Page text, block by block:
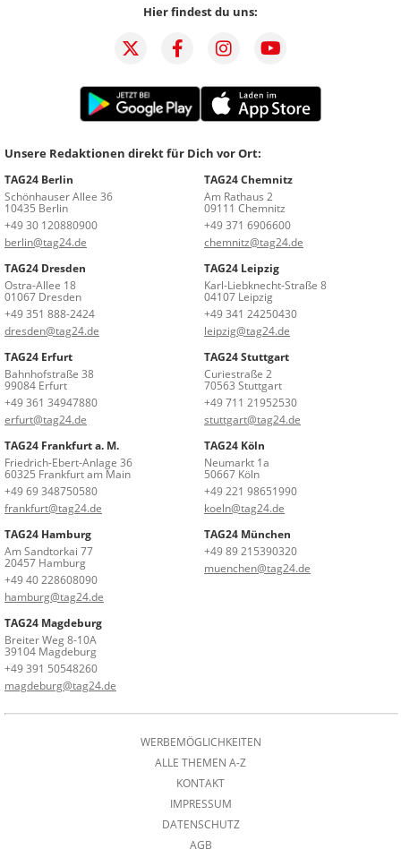
Hier findest du uns:
Unsere Redaktionen direkt für Dich vor Ort:
TAG24 Berlin
Schönhauser Allee 36
10435 Berlin
+49 30 120880900
berlin@tag24.de
TAG24 Chemnitz
Am Rathaus 2
09111 Chemnitz
+49 371 6906600
chemnitz@tag24.de
TAG24 Dresden
Ostra-Allee 18
01067 Dresden
+49 351 888-2424
dresden@tag24.de
TAG24 Leipzig
Karl-Liebknecht-Straße 8
04107 Leipzig
+49 341 24250430
leipzig@tag24.de
TAG24 Erfurt
Bahnhofstraße 38
99084 Erfurt
+49 361 34947880
erfurt@tag24.de
TAG24 Stuttgart
Curiestraße 2
70563 Stuttgart
+49 711 21952530
stuttgart@tag24.de
TAG24 Frankfurt a. M.
Friedrich-Ebert-Anlage 36
60325 Frankfurt am Main
+49 69 348750580
frankfurt@tag24.de
TAG24 Köln
Neumarkt 1a
50667 Köln
+49 221 98651990
koeln@tag24.de
TAG24 Hamburg
Am Sandtorkai 77
20457 Hamburg
+49 40 228608090
hamburg@tag24.de
TAG24 München
+49 89 215390320
muenchen@tag24.de
TAG24 Magdeburg
Breiter Weg 8-10A
39104 Magdeburg
+49 391 50548260
magdeburg@tag24.de
WERBEMÖGLICHKEITEN
ALLE THEMEN A-Z
KONTAKT
IMPRESSUM
DATENSCHUTZ
AGB